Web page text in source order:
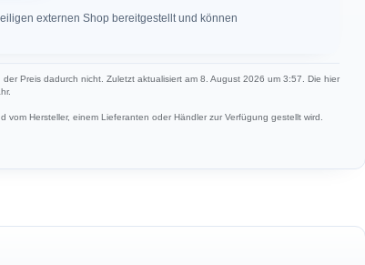
externen Shop bereitgestellt und können
Preis dadurch nicht. Zuletzt aktualisiert am 8. August 2026 um 3:57. Die hier
Hersteller, einem Lieferanten oder Händler zur Verfügung gestellt wird.